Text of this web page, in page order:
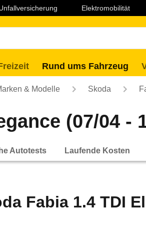
Elektromobilität
Rund ums Fahrzeug
& Modelle Skoda
(07/04 -
Autotests Laufende Kosten
Fabia 1.4 TDI